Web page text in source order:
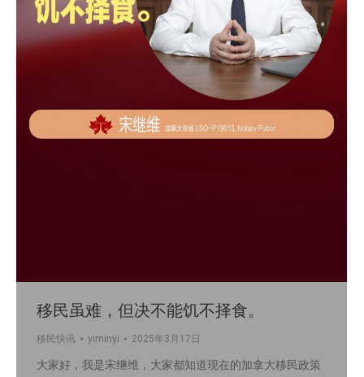
移民虽难，但决不能饥不择食。
移民快讯 yiminyi 2025年3月17日
大家好，我是宋继维，大家都知道现在的加拿大移民政策